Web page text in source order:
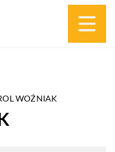
WOŹNIAK